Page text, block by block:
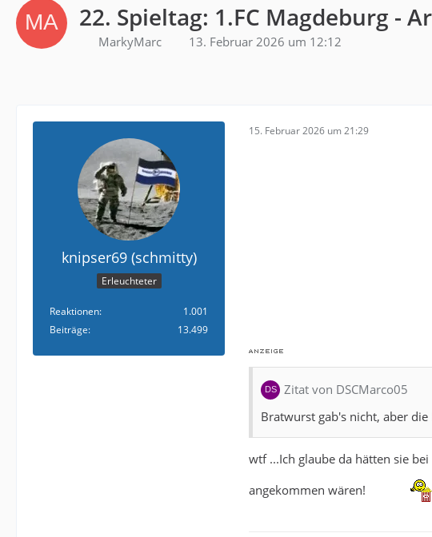
22. Spieltag: 1.FC Magdeburg -
MarkyMarc 13. Februar 2026 um 12:12
knipser69 (schmitty)
Erleuchteter
Reaktionen
1.001
Beiträge
13.499
15. Februar 2026 um 21:29
Zitat von DSCMarco05
Bratwurst gab's nicht, aber
wtf ...Ich glaube da hätten sie
angekommen wären!